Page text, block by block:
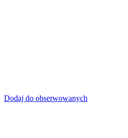
Dodaj do obserwowanych